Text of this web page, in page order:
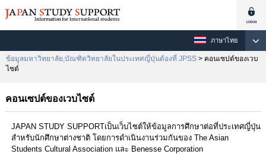
ภาษาไทย
ข้อมูลมหาวิทยาลัย,บัณฑิตวิทยาลัยในประเทศญี่ปุ่นต้องที่ JPSS > คอนเซปต์ของเวบ
ไซต์
คอนเซปต์ของเวบไซต์
JAPAN STUDY SUPPORTเป็นเว็บไซต์ให้ข้อมูลการศึกษาต่อที่ประเทศญี่ปุ่น
สำหรับนักศึกษาต่างชาติ โดยการดำเนินงานร่วมกันของ The Asian
Students Cultural Association และ Benesse Corporation